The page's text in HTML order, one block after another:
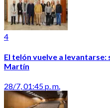
4
El telón vuelve a levantarse:
Martín
28/7, 01:45 p. m.